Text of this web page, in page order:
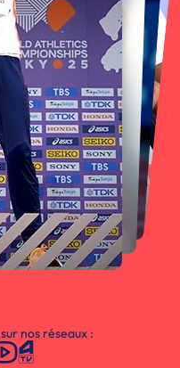
nos réseaux :